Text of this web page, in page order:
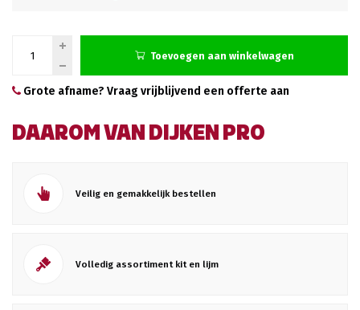
Toevoegen aan winkelwagen
Grote afname? Vraag vrijblijvend een offerte aan
DAAROM VAN DIJKEN PRO
Veilig en gemakkelijk bestellen
Volledig assortiment kit en lijm